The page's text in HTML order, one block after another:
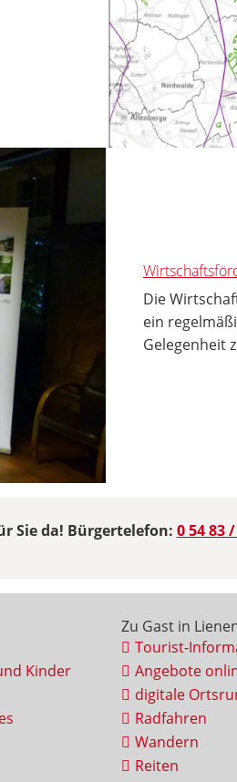
Die
ein
Gelegenheit
Sie da! Bürgertelefon: 0 54 83
Kinder
Zu Gast in
Tourist-
Angebote
digitale
Radfahren
Wandern
Reiten